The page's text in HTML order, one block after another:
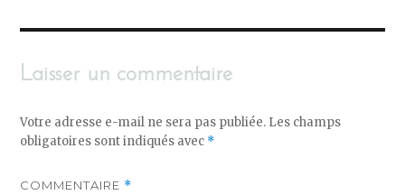
Laisser un commentaire
Votre adresse e-mail ne sera pas publiée. Les champs
obligatoires sont indiqués avec *
COMMENTAIRE *